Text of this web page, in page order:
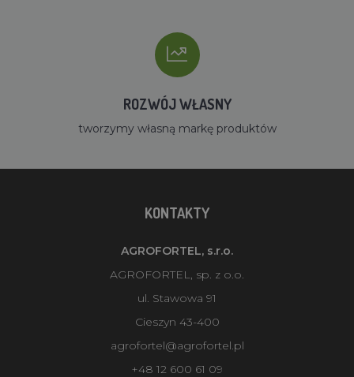
ROZWÓJ WŁASNY
tworzymy własną markę produktów
KONTAKTY
AGROFORTEL, s.r.o.
AGROFORTEL, sp. z o.o.
ul. Stawowa 91
Cieszyn 43-400
agrofortel@agrofortel.pl
+48 12 600 61 09